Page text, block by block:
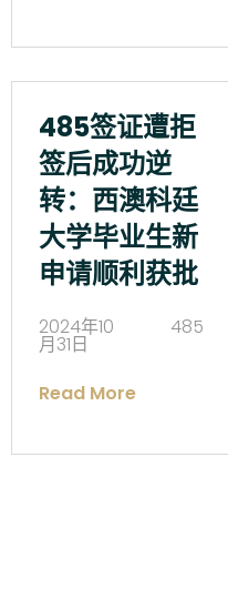
485签证遭拒
签后成功逆
转：西澳科廷
大学毕业生新
申请顺利获批
2024年10
月31日
485
Read More